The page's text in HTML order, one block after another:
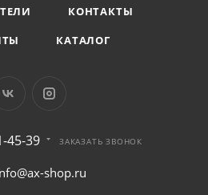
КОНТАКТЫ
КАТАЛОГ
45-39 ЗАКАЗАТЬ ЗВОНОК
shop.ru